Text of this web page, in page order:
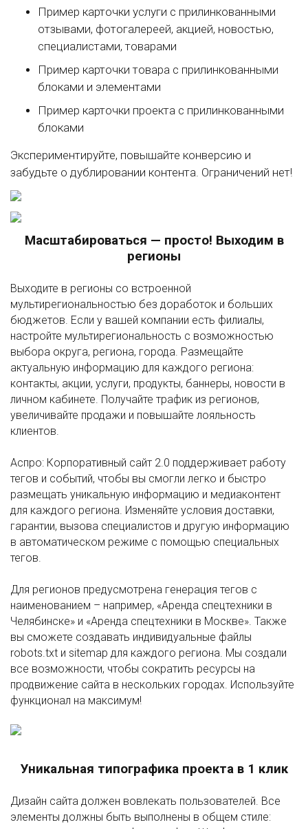
Пример карточки услуги с прилинкованными
отзывами, фотогалереей, акцией, новостью,
специалистами, товарами
Пример карточки товара с прилинкованными
блоками и элементами
Пример карточки проекта с прилинкованными
блоками
Экспериментируйте, повышайте конверсию и
забудьте о дублировании контента. Ограничений нет!
Масштабироваться — просто! Выходим в
регионы
Выходите в регионы со встроенной
мультирегиональностью без доработок и больших
бюджетов. Если у вашей компании есть филиалы,
настройте мультирегиональность с возможностью
выбора округа, региона, города. Размещайте
актуальную информацию для каждого региона:
контакты, акции, услуги, продукты, баннеры, новости в
личном кабинете. Получайте трафик из регионов,
увеличивайте продажи и повышайте лояльность
клиентов.
Аспро: Корпоративный сайт 2.0 поддерживает работу
тегов и событий, чтобы вы смогли легко и быстро
размещать уникальную информацию и медиаконтент
для каждого региона. Изменяйте условия доставки,
гарантии, вызова специалистов и другую информацию
в автоматическом режиме с помощью специальных
тегов.
Для регионов предусмотрена генерация тегов с
наименованием – например, «Аренда спецтехники в
Челябинске» и «Аренда спецтехники в Москве». Также
вы сможете создавать индивидуальные файлы
robots.txt и sitemap для каждого региона. Мы создали
все возможности, чтобы сократить ресурсы на
продвижение сайта в нескольких городах. Используйте
функционал на максимум!
Уникальная типографика проекта в 1 клик
Дизайн сайта должен вовлекать пользователей. Все
элементы должны быть выполнены в общем стиле: